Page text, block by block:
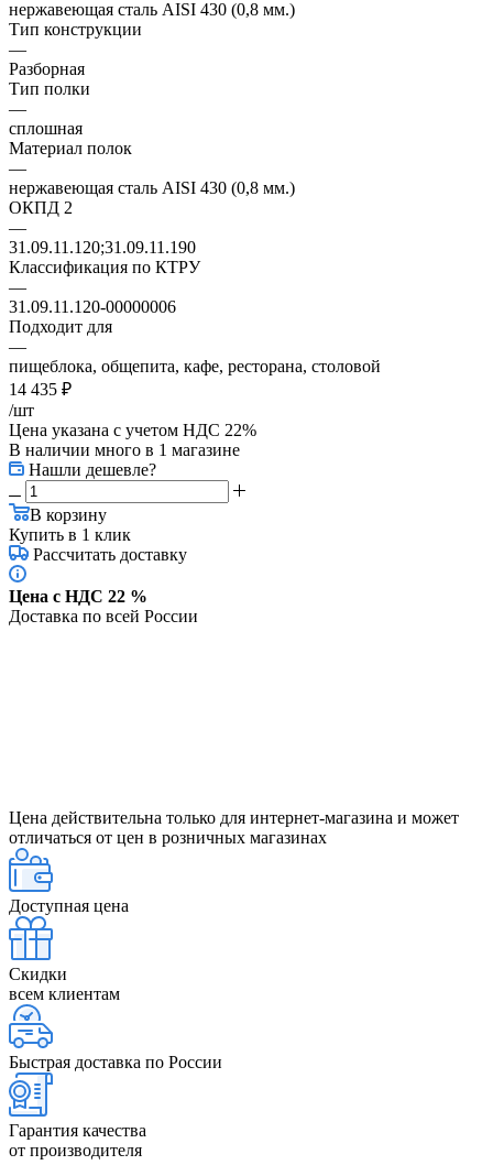
нержавеющая сталь AISI 430 (0,8 мм.)
Тип конструкции
—
Разборная
Тип полки
—
сплошная
Материал полок
—
нержавеющая сталь AISI 430 (0,8 мм.)
ОКПД 2
—
31.09.11.120;31.09.11.190
Классификация по КТРУ
—
31.09.11.120-00000006
Подходит для
—
пищеблока, общепита, кафе, ресторана, столовой
14 435 ₽
/шт
Цена указана с учетом НДС 22%
В наличии много в 1 магазине
Нашли дешевле?
В корзину
Купить в 1 клик
Рассчитать доставку
Цена с НДС 22 %
Доставка по всей России
Цена действительна только для интернет-магазина и может
отличаться от цен в розничных магазинах
Доступная цена
Скидки
всем клиентам
Быстрая доставка по России
Гарантия качества
от производителя